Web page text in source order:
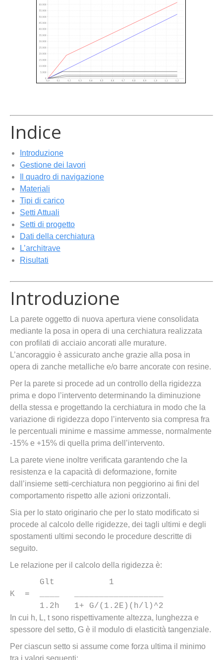
Indice
Introduzione
Gestione dei lavori
Il quadro di navigazione
Materiali
Tipi di carico
Setti Attuali
Setti di progetto
Dati della cerchiatura
L’architrave
Risultati
Introduzione
La parete oggetto di nuova apertura viene consolidata
mediante la posa in opera di una cerchiatura realizzata
con profilati di acciaio ancorati alle murature.
L’ancoraggio è assicurato anche grazie alla posa in
opera di zanche metalliche e/o barre ancorate con resine.
Per la parete si procede ad un controllo della rigidezza
prima e dopo l’intervento determinando la diminuzione
della stessa e progettando la cerchiatura in modo che la
variazione di rigidezza dopo l’intervento sia compresa fra
le percentuali minime e massime ammesse, normalmente
-15% e +15% di quella prima dell’intervento.
La parete viene inoltre verificata garantendo che la
resistenza e la capacità di deformazione, fornite
dall’insieme setti-cerchiatura non peggiorino ai fini del
comportamento rispetto alle azioni orizzontali.
Sia per lo stato originario che per lo stato modificato si
procede al calcolo delle rigidezze, dei tagli ultimi e degli
spostamenti ultimi secondo le procedure descritte di
seguito.
Le relazione per il calcolo della rigidezza è:
Glt           1
K  =  ____   __________________
1.2h   1+ G/(1.2E)(h/l)^2
In cui h, L, t sono rispettivamente altezza, lunghezza e
spessore del setto, G è il modulo di elasticità tangenziale.
Per ciascun setto si assume come forza ultima il minimo
tra i valori seguenti: